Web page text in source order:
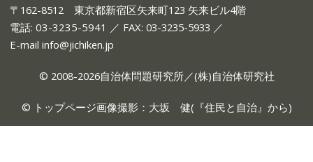
〒162-8512 東京都新宿区矢来町123 矢来ビル4階
電話: 03-3235-5941 ／ FAX: 03-3235-5933 ／
E-mail info@jichiken.jp
© 2008-2026自治体問題研究所／(株)自治体研究社
© トップページ画像撮影：大坂 健(『住民と自治』から)